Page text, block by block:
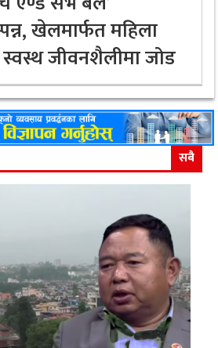
खेलमार्फत महिला
जीवनशैलीमा जोड
सबै